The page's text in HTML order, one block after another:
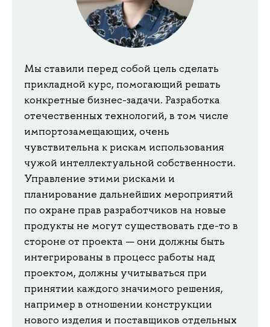
Мы ставили перед собой цель сделать
прикладной курс, помогающий решать
конкретные бизнес-задачи. Разработка
отечественных технологий, в том числе
импортозамещающих, очень
чувствительна к рискам использования
чужой интеллектуальной собственности.
Управление этими рисками и
планирование дальнейших мероприятий
по охране прав разработчиков на новые
продукты не могут существовать где-то в
стороне от проекта — они должны быть
интегрированы в процесс работы над
проектом, должны учитываться при
принятии каждого значимого решения,
например в отношении конструкции
нового изделия и поставщиков отдельных